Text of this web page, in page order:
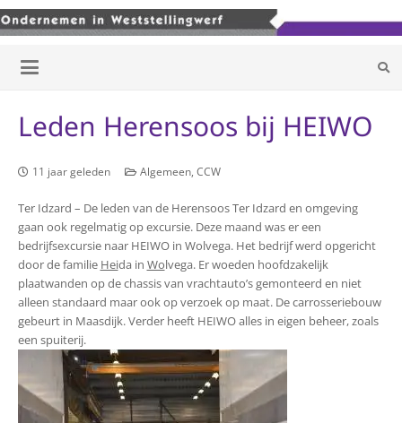
Leden Herensoos bij HEIWO
11 jaar geleden Algemeen ,CCW
Ter Idzard – De leden van de Herensoos Ter Idzard en omgeving
gaan ook regelmatig op excursie. Deze maand was er een
bedrijfsexcursie naar HEIWO in Wolvega. Het bedrijf werd opgericht
door de familie Heida in Wolvega. Er woeden hoofdzakelijk
plaatwanden op de chassis van vrachtauto’s gemonteerd en niet
alleen standaard maar ook op verzoek op maat. De carrosseriebouw
gebeurt in Maasdijk. Verder heeft HEIWO alles in eigen beheer, zoals
een spuiterij.